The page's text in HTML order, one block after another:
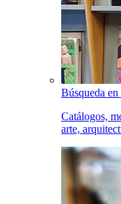
Búsqueda
Catálogos,
arte,